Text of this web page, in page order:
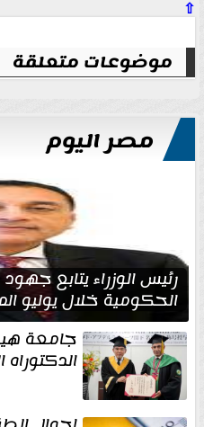
⇧
موضوعات متعلقة
مصر اليوم
رئيس الوزراء يتابع
الحكومية خلال يوليو
جامعة